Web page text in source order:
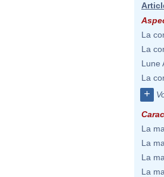
La
La
Lune
La
+
La
La
La
La